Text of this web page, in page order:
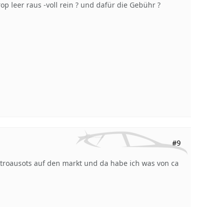
leer raus -voll rein ? und dafür die Gebühr ?
#9
auf den markt und da habe ich was von ca